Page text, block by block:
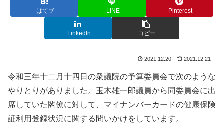
はてブ LINE Pinterest
LinkedIn コピー
2021.12.20 2021.12.21
令和三年十二月十四日の衆議院の予算委員会で次のような
やりとりがありました。玉木雄一郎議員から同委員会に出
席していた閣僚に対して、マイナンバーカードの健康保険
証利用登録状況に関する問いかけをしています。